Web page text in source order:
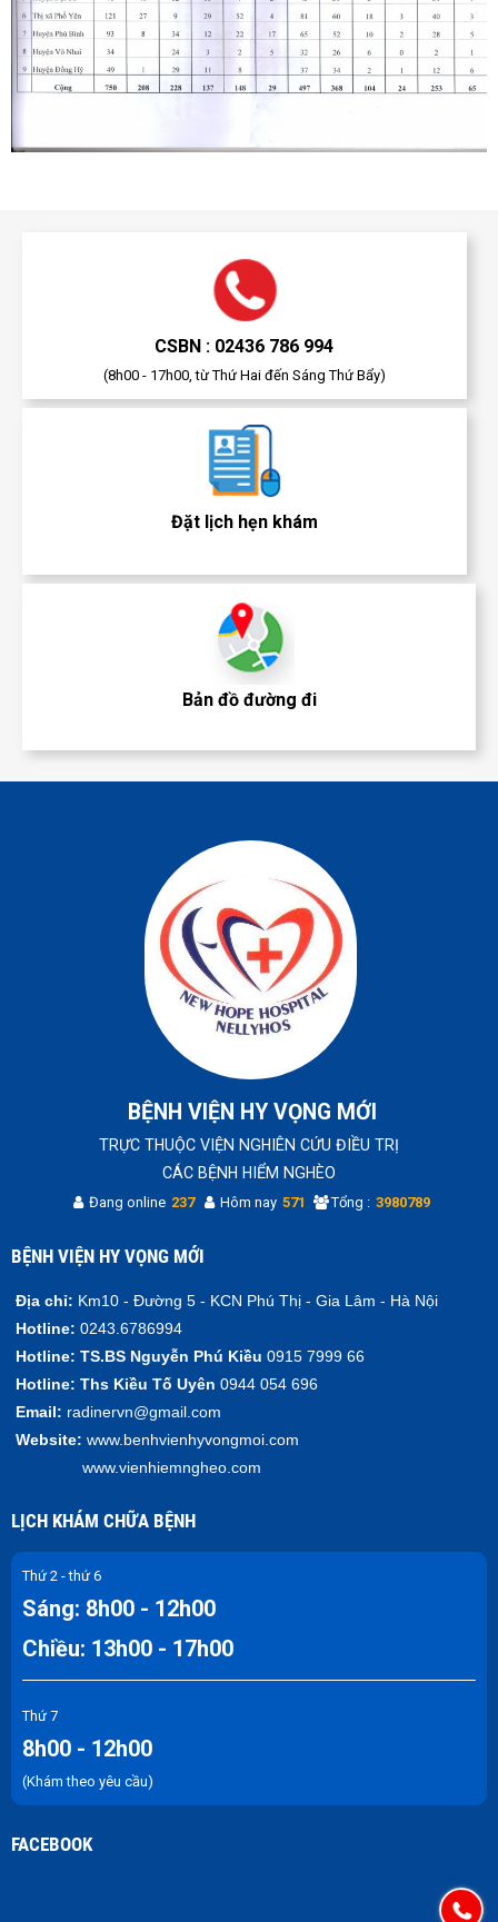
CSBN : 02436 786 994
(8h00 - 17h00, từ Thứ Hai đến Sáng Thứ Bẩy)
Đặt lịch hẹn khám
Bản đồ đường đi
BỆNH VIỆN HY VỌNG MỚI
TRỰC THUỘC VIỆN NGHIÊN CỨU ĐIỀU TRỊ
CÁC BỆNH HIỂM NGHÈO
Đang online 237 Hôm nay 571 Tổng : 3980789
BỆNH VIỆN HY VỌNG MỚI
Địa chỉ: Km10 - Đường 5 - KCN Phú Thị - Gia Lâm - Hà Nội
Hotline: 0243.6786994
Hotline: TS.BS Nguyễn Phú Kiều 0915 7999 66
Hotline: Ths Kiều Tố Uyên 0944 054 696
Email: radinervn@gmail.com
Website: www.benhvienhyvongmoi.com
www.vienhiemngheo.com
LỊCH KHÁM CHỮA BỆNH
Thứ 2 - thứ 6
Sáng: 8h00 - 12h00
Chiều: 13h00 - 17h00
Thứ 7
8h00 - 12h00
(Khám theo yêu cầu)
FACEBOOK